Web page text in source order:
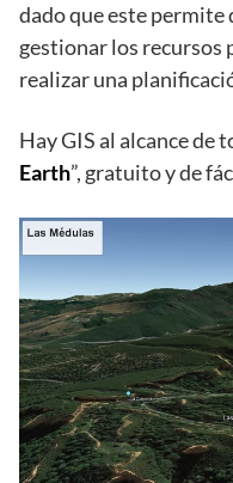
dado que este
gestionar los recursos
realizar una
Hay GIS al alcance de
Earth”, gratuito y de